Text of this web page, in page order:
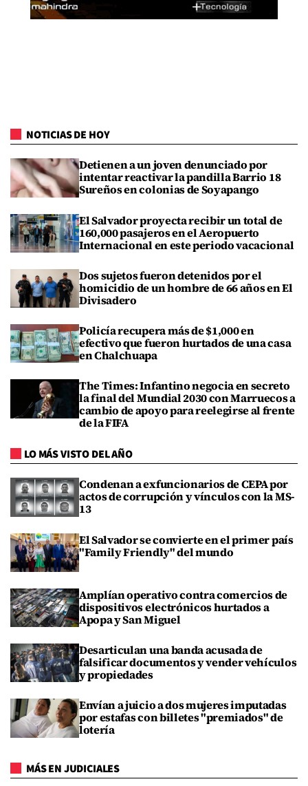
NOTICIAS DE HOY
Detienen a un joven denunciado por
intentar reactivar la pandilla Barrio 18
Sureños en colonias de Soyapango
El Salvador proyecta recibir un total de
160,000 pasajeros en el Aeropuerto
Internacional en este periodo vacacional
Dos sujetos fueron detenidos por el
homicidio de un hombre de 66 años en El
Divisadero
Policía recupera más de $1,000 en
efectivo que fueron hurtados de una casa
en Chalchuapa
The Times: Infantino negocia en secreto
la final del Mundial 2030 con Marruecos a
cambio de apoyo para reelegirse al frente
de la FIFA
LO MÁS VISTO DEL AÑO
Condenan a exfuncionarios de CEPA por
actos de corrupción y vínculos con la MS-
13
El Salvador se convierte en el primer país
"Family Friendly" del mundo
Amplían operativo contra comercios de
dispositivos electrónicos hurtados a
Apopa y San Miguel
Desarticulan una banda acusada de
falsificar documentos y vender vehículos
y propiedades
Envían a juicio a dos mujeres imputadas
por estafas con billetes "premiados" de
lotería
MÁS EN JUDICIALES